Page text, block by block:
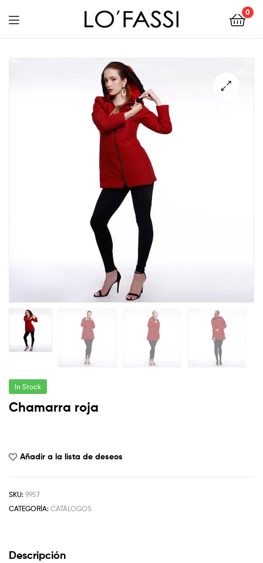
0
In Stock
Chamarra roja
Añadir a la lista de deseos
SKU: 9957
CATEGORÍA: CATÁLOGOS
Descripción